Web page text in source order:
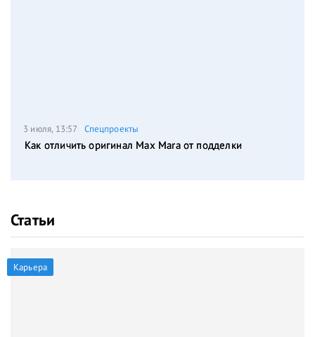
3 июля, 13:57 Спецпроекты
Как отличить оригинал Max Mara от подделки
Статьи
Карьера